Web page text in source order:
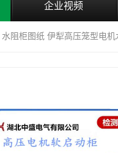
企业视频
水阻柜图纸 伊犁高压笼型电机